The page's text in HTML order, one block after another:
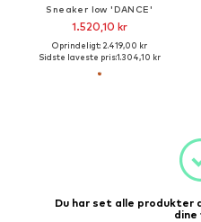
Sneaker low 'DANCE'
1.520,10 kr
Oprindeligt: 2.419,00 kr
Sidste laveste pris:1.304,10 kr
Du har set alle produkter